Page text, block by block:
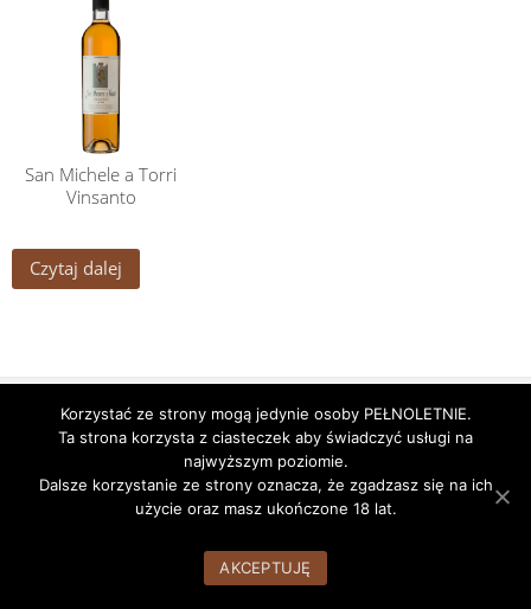
San Michele a Torri
Vinsanto
Czytaj dalej
Godziny pracy Nasze alkohole Nasz Zespół
WordPress Theme:AccessPress Rootby AccessPress Themes
Korzystać ze strony mogą jedynie osoby PEŁNOLETNIE.
Ta strona korzysta z ciasteczek aby świadczyć usługi na
najwyższym poziomie.
Dalsze korzystanie ze strony oznacza, że zgadzasz się na ich
użycie oraz masz ukończone 18 lat.
AKCEPTUJĘ